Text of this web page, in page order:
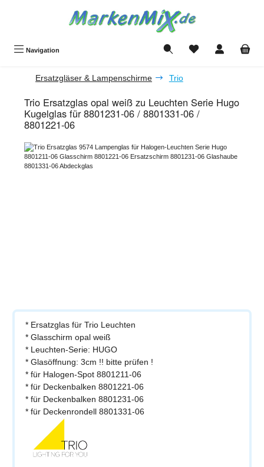
Navigation Du hast 0 Produkte
Ersatzgläser & Lampenschirme Trio
Trio Ersatzglas opal weiß zu Leuchten Serie Hugo
Kugelglas für 8801231-06 / 8801331-06 /
8801221-06
Bildergalerie überspringen
* Ersatzglas für Trio Leuchten
* Glasschirm opal weiß
* Leuchten-Serie: HUGO
* Glasöffnung: 3cm !! bitte prüfen !
* für Halogen-Spot 8801211-06
* für Deckenbalken 8801221-06
* für Deckenbalken 8801231-06
* für Deckenrondell 8801331-06